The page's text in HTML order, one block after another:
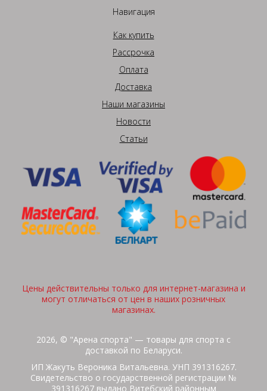
Навигация
Как купить
Рассрочка
Оплата
Доставка
Наши магазины
Новости
Статьи
Цены действительны только для интернет-магазина и
могут отличаться от цен в наших розничных
магазинах.
2026, © "Арена спорта" — товары для спорта с
доставкой по Беларуси.
ИП Жакуть Вероника Витальевна. УНП 391316267.
Свидетельство о государственной регистрации №
391316267 выдано Витебский районным